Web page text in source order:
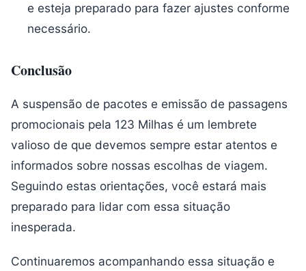
e esteja preparado para fazer ajustes conforme
necessário.
Conclusão
A suspensão de pacotes e emissão de passagens
promocionais pela 123 Milhas é um lembrete
valioso de que devemos sempre estar atentos e
informados sobre nossas escolhas de viagem.
Seguindo estas orientações, você estará mais
preparado para lidar com essa situação
inesperada.
Continuaremos acompanhando essa situação e